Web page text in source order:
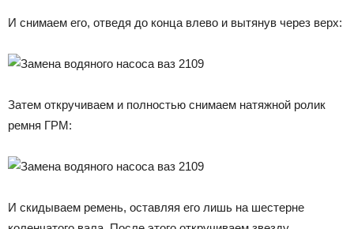
И снимаем его, отведя до конца влево и вытянув через верх:
Затем откручиваем и полностью снимаем натяжной ролик
ремня ГРМ:
И скидываем ремень, оставляя его лишь на шестерне